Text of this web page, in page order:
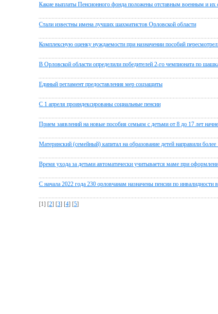
Какие выплаты Пенсионного фонда положены отставным военным и их
Стали известны имена лучших шахматистов Орловской области
Комплексную оценку нуждаемости при назначении пособий
В Орловской области определили победителей 2-го чемпионата по
Единый регламент предоставления мер соцзащиты
С 1 апреля проиндексированы социальные пенсии
Прием заявлений на новые пособия семьям с детьми от 8 до 17 лет
Материнский (семейный) капитал на образование детей направили
Время ухода за детьми автоматически учитывается маме при
С начала 2022 года 230 орловчанам назначены пенсии по инвалидности
[1] [2] [3] [4] [5]